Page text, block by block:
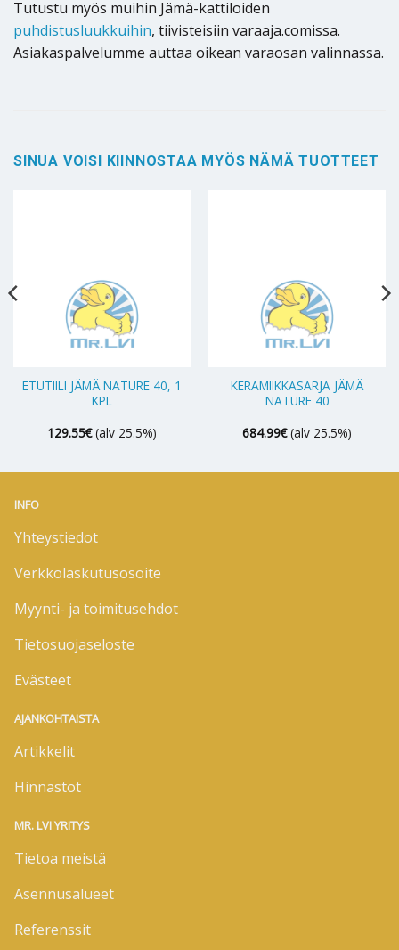
Tutustu myös muihin Jämä-kattiloiden
puhdistusluukkuihin, tiivisteisiin varaaja.comissa.
Asiakaspalvelumme auttaa oikean varaosan valinnassa.
SINUA VOISI KIINNOSTAA MYÖS NÄMÄ TUOTTEET
ETUTIILI JÄMÄ NATURE 40, 1
KPL
129.55€ (alv 25.5%)
KERAMIIKKASARJA JÄMÄ
NATURE 40
684.99€ (alv 25.5%)
INFO
Yhteystiedot
Verkkolaskutusosoite
Myynti- ja toimitusehdot
Tietosuojaseloste
Evästeet
AJANKOHTAISTA
Artikkelit
Hinnastot
MR. LVI YRITYS
Tietoa meistä
Asennusalueet
Referenssit